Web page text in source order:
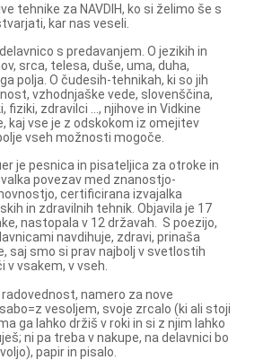
tehnike za NAVDIH, ko si želimo še s
kar nas veseli.
s predavanjem. O jezikih in
srca, telesa, duše, uma, duha,
polja. O čudesih-tehnikah, ki so jih
vzhodnjaške vede, slovenščina,
fiziki, zdravilci ..., njihove in Vidkine
kaj vse je z odskokom iz omejitev
vseh možnosti mogoče.
je pesnica in pisateljica za otroke in
povezav med znanostjo-
certificirana izvajalka
in zdravilnih tehnik. Objavila je 17
nastopala v 12 državah. S poezijo,
navdihuje, zdravi, prinaša
saj smo si prav najbolj v svetlostih
v vsakem, v vseh.
namero za nove
vesoljem, svoje zrcalo (ki ali stoji
ga lahko držiš v roki in si z njim lahko
ni pa treba v nakupe, na delavnici bo
papir in pisalo.